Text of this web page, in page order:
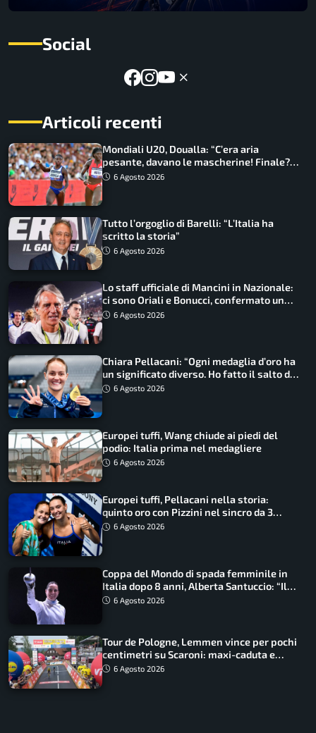
Social
Articoli recenti
Mondiali U20, Doualla: “C’era aria
pesante, davano le mascherine! Finale?
Non ho nulla da perdere”
6 Agosto 2026
Tutto l’orgoglio di Barelli: “L’Italia ha
scritto la storia”
6 Agosto 2026
Lo staff ufficiale di Mancini in Nazionale:
ci sono Oriali e Bonucci, confermato un
ritorno
6 Agosto 2026
Chiara Pellacani: “Ogni medaglia d’oro ha
un significato diverso. Ho fatto il salto di
qualità”
6 Agosto 2026
Europei tuffi, Wang chiude ai piedi del
podio: Italia prima nel medagliere
6 Agosto 2026
Europei tuffi, Pellacani nella storia:
quinto oro con Pizzini nel sincro da 3
metri
6 Agosto 2026
Coppa del Mondo di spada femminile in
Italia dopo 8 anni, Alberta Santuccio: “Il
lavoro dà sempre i suoi frutti”
6 Agosto 2026
Tour de Pologne, Lemmen vince per pochi
centimetri su Scaroni: maxi-caduta e
tappa accorciata
6 Agosto 2026